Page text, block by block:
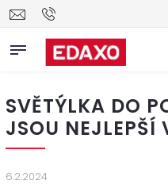
SVĚTÝLKA DO
JSOU NEJLEPŠÍ
6.2.2024